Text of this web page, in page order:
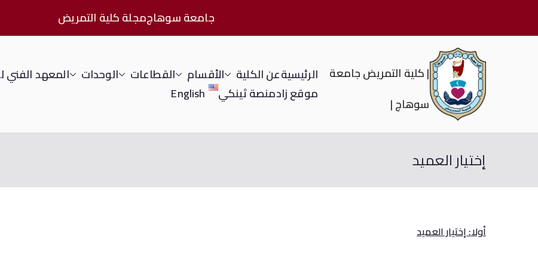
جامعة سوهاجمجلة كلية التمريض
| كلية التمريض جامعة
سوهاج |
الرئيسيةعن الكلية الأقسام القطاعات الوحدات المعهد الفني
موقع زادمنصة ثينكي English
إختيار العميد
أولا: إختيار العميد